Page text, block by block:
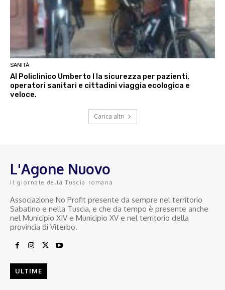
SANITÀ
Al Policlinico Umberto I la sicurezza per pazienti,
operatori sanitari e cittadini viaggia ecologica e
veloce.
Carica altri
L'Agone Nuovo
Il giornale della Tuscia romana
Associazione No Profit presente da sempre nel territorio
Sabatino e nella Tuscia, e che da tempo è presente anche
nel Municipio XIV e Municipio XV e nel territorio della
provincia di Viterbo.
ULTIME